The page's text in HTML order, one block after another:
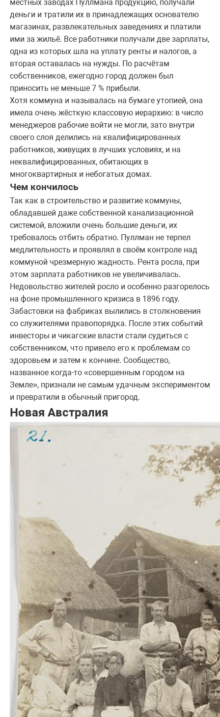
местных заводах Пуллмана продукцию, получали
деньги и тратили их в принадлежащих основателю
магазинах, развлекательных заведениях и платили
ими за жильё. Все работники получали две зарплаты,
одна из которых шла на уплату ренты и налогов, а
вторая оставалась на нужды. По расчётам
собственников, ежегодно город должен был
приносить не меньше 7 % прибыли.
Хотя коммуна и называлась на бумаге утопией, она
имела очень жёсткую классовую иерархию: в число
менеджеров рабочие войти не могли, зато внутри
своего слоя делились на квалифицированных
работников, живущих в лучших условиях, и на
неквалифицированных, обитающих в
многоквартирных и небогатых домах.
Чем кончилось
Так как в строительство и развитие коммуны,
обладавшей даже собственной канализационной
системой, вложили очень большие деньги, их
требовалось отбить обратно. Пуллман не терпел
медлительность и проявлял в своём контроле над
коммуной чрезмерную жадность. Рента росла, при
этом зарплата работников не увеличивалась.
Недовольство жителей росло и особенно разгорелось
на фоне промышленного кризиса в 1896 году.
Забастовки на фабриках вылились в столкновения
со служителями правопорядка. После этих событий
инвесторы и чикагские власти стали судиться с
собственником, что привело его к проблемам со
здоровьем и затем к кончине. Сообщество,
названное когда-то «совершенным городом на
Земле», признали не самым удачным экспериментом
и превратили в обычный пригород.
Новая Австралия